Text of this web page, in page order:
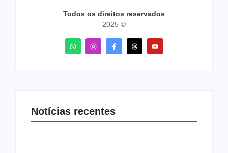
Todos os direitos reservados
2025 ©
Notícias recentes